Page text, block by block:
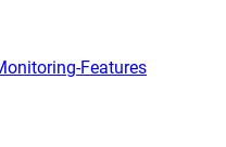
Features